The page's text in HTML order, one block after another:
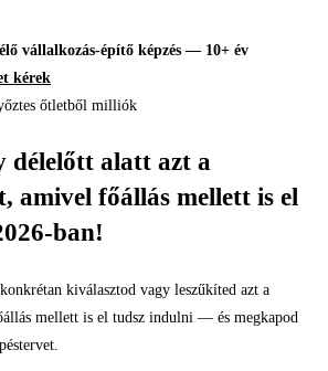
vállalkozás-építő képzés — 10+ év
kérek
őtletből milliók
délelőtt alatt azt a
amivel főállás mellett is el
ban!
kiválasztod vagy leszűkíted azt a
mellett is el tudsz indulni — és megkapod